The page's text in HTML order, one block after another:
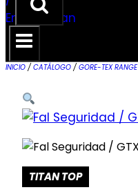
INICIO / CATÁLOGO / GORE-TEX RANGE
TITAN TOP